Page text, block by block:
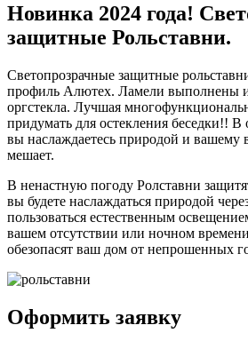
Новинка 2024 года!
защитные Рольставни.
Светопрозрачные защитные
профиль Алютех. Ламели выполнены
оргстекла. Лучшая
придумать для остекления беседки!!
вы наслаждаетесь природой и вашему
мешает.
В ненастную погоду Ролставни
вы будете наслаждаться природой
пользоваться естественным
вашем отсутствии или ночном
обезопасят ваш дом от непрошенных
Оформить заявку